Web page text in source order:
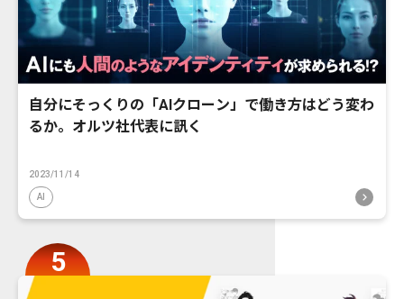
自分にそっくりの「AIクローン」で働き方はどう変わ
るか。オルツ社代表に訊く
2023/11/14
AI